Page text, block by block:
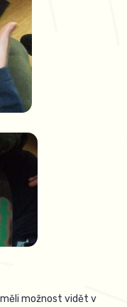
možnost vidět v